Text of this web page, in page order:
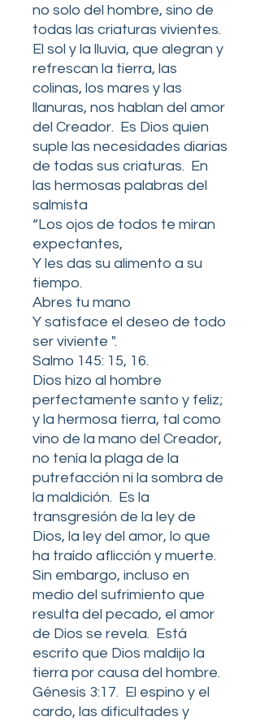
no solo del hombre, sino de
todas las criaturas vivientes.
El sol y la lluvia, que alegran y
refrescan la tierra, las
colinas, los mares y las
llanuras, nos hablan del amor
del Creador. Es Dios quien
suple las necesidades diarias
de todas sus criaturas. En
las hermosas palabras del
salmista
“Los ojos de todos te miran
expectantes,
Y les das su alimento a su
tiempo.
Abres tu mano
Y satisface el deseo de todo
ser viviente ".
Salmo 145: 15, 16.
Dios hizo al hombre
perfectamente santo y feliz;
y la hermosa tierra, tal como
vino de la mano del Creador,
no tenía la plaga de la
putrefacción ni la sombra de
la maldición. Es la
transgresión de la ley de
Dios, la ley del amor, lo que
ha traído aflicción y muerte.
Sin embargo, incluso en
medio del sufrimiento que
resulta del pecado, el amor
de Dios se revela. Está
escrito que Dios maldijo la
tierra por causa del hombre.
Génesis 3:17. El espino y el
cardo, las dificultades y